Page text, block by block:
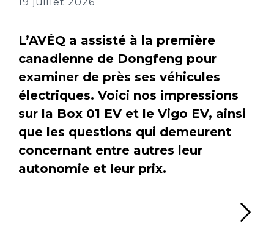
19 juillet 2026
L’AVÉQ a assisté à la première
canadienne de Dongfeng pour
examiner de près ses véhicules
électriques. Voici nos impressions
sur la Box 01 EV et le Vigo EV, ainsi
que les questions qui demeurent
concernant entre autres leur
autonomie et leur prix.